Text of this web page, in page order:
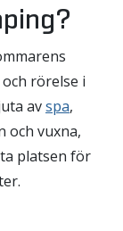
rörelse i
avspa,
och vuxna,
platsen för